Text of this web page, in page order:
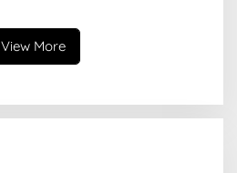
View More